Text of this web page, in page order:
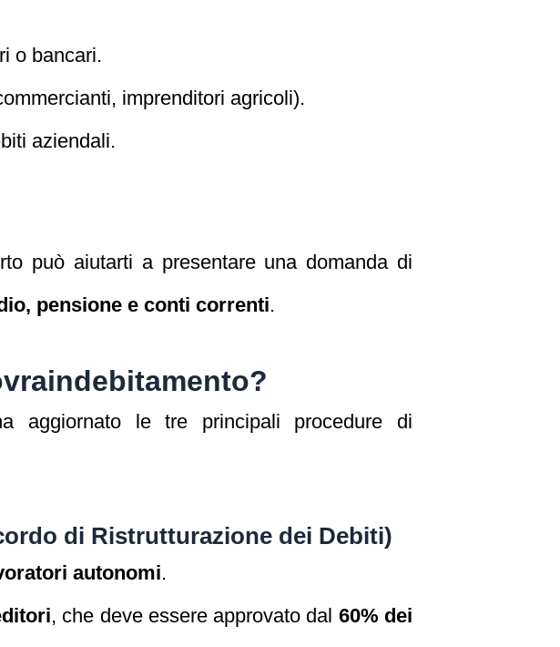
o bancari.
imprenditori agricoli).
aziendali.
può aiutarti a presentare una domanda di
pensione e conti correnti.
aggiornato le tre principali procedure di
di Ristrutturazione dei Debiti)
autonomi.
, che deve essere approvato dal 60% dei